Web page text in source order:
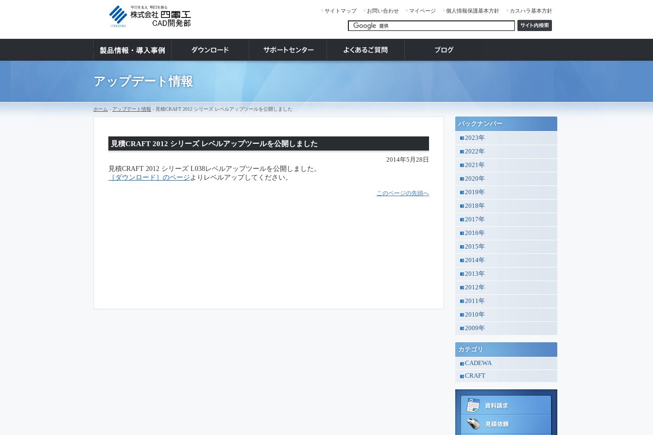
サイトマップ お問い合わせ マイページ 個人情報保護基本方針 カスハラ基本方針
アップデート情報
ホーム › アップデート情報 › 見積CRAFT 2012 シリーズ レベルアップツールを公開しました
見積CRAFT 2012 シリーズ レベルアップツールを公開しました
2014年5月28日
見積CRAFT 2012 シリーズ L038レベルアップツールを公開しました。
［ダウンロード］のページよりレベルアップしてください。
このページの先頭へ
バックナンバー
2023年
2022年
2021年
2020年
2019年
2018年
2017年
2016年
2015年
2014年
2013年
2012年
2011年
2010年
2009年
カテゴリ
CADEWA
CRAFT